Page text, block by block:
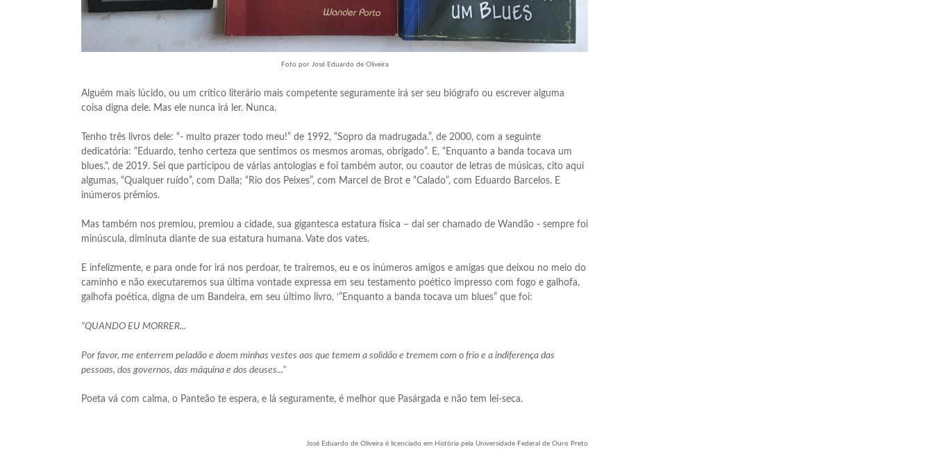
Foto por José Eduardo de Oliveira
Alguém mais lúcido, ou um crítico literário mais competente seguramente irá ser seu biógrafo ou escrever alguma
coisa digna dele. Mas ele nunca irá ler. Nunca.
Tenho três livros dele: “- muito prazer todo meu!” de 1992, “Sopro da madrugada.”, de 2000, com a seguinte
dedicatória: “Eduardo, tenho certeza que sentimos os mesmos aromas, obrigado”. E, “Enquanto a banda tocava um
blues.", de 2019. Sei que participou de várias antologias e foi também autor, ou coautor de letras de músicas, cito aqui
algumas, “Qualquer ruído”, com Dalla; “Rio dos Peixes”, com Marcel de Brot e “Calado”, com Eduardo Barcelos. E
inúmeros prêmios.
Mas também nos premiou, premiou a cidade, sua gigantesca estatura física – dai ser chamado de Wandão - sempre foi
minúscula, diminuta diante de sua estatura humana. Vate dos vates.
E infelizmente, e para onde for irá nos perdoar, te trairemos, eu e os inúmeros amigos e amigas que deixou no meio do
caminho e não executaremos sua última vontade expressa em seu testamento poético impresso com fogo e galhofa,
galhofa poética, digna de um Bandeira, em seu último livro, ‘”Enquanto a banda tocava um blues” que foi:
“QUANDO EU MORRER...
Por favor, me enterrem peladão e doem minhas vestes aos que temem a solidão e tremem com o frio e a indiferença das
pessoas, dos governos, das máquina e dos deuses...”
Poeta vá com calma, o Panteão te espera, e lá seguramente, é melhor que Pasárgada e não tem lei-seca.
José Eduardo de Oliveira é licenciado em História pela Universidade Federal de Ouro Preto